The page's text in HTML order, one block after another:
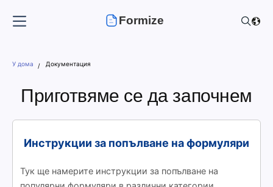
Formize
У дома Документация
Приготвяме се да започнем
Инструкции за попълване на формуляри
Тук ще намерите инструкции за попълване на